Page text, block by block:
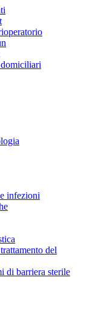
il catalogo B.
subito in
infezioni
del
di barriera sterile